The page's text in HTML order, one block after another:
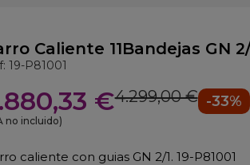
Caliente 11Bandejas GN
19-P81001
€4.299,00 € -33%
no incluido)
caliente con guias GN 2/1. 19-P81001